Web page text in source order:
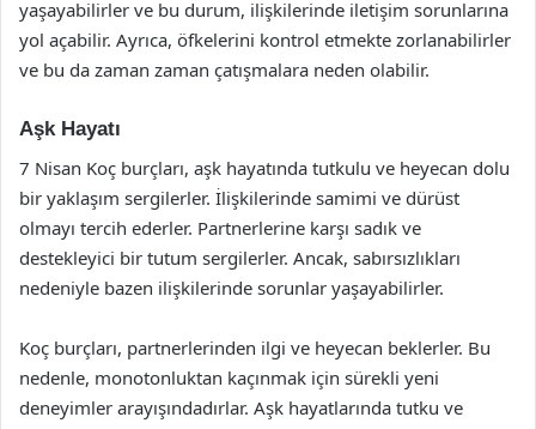
yaşayabilirler ve bu durum, ilişkilerinde iletişim sorunlarına
yol açabilir. Ayrıca, öfkelerini kontrol etmekte zorlanabilirler
ve bu da zaman zaman çatışmalara neden olabilir.
Aşk Hayatı
7 Nisan Koç burçları, aşk hayatında tutkulu ve heyecan dolu
bir yaklaşım sergilerler. İlişkilerinde samimi ve dürüst
olmayı tercih ederler. Partnerlerine karşı sadık ve
destekleyici bir tutum sergilerler. Ancak, sabırsızlıkları
nedeniyle bazen ilişkilerinde sorunlar yaşayabilirler.
Koç burçları, partnerlerinden ilgi ve heyecan beklerler. Bu
nedenle, monotonluktan kaçınmak için sürekli yeni
deneyimler arayışındadırlar. Aşk hayatlarında tutku ve